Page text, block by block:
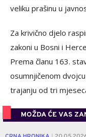
veliku prašinu u
Za krivično djelo
zakoni u Bosni i
Prema članu 163.
osumnjičenom
trajanju od tri
MOŽDA ĆE VAS